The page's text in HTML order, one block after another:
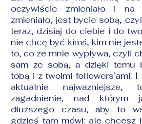
oczywiście zmieniało i na
zmieniało, jest bycie sobą,
teraz, dzisiaj do ciebie i do
nie chcę być kimś, kim nie
to, co ze mnie wypływa, czyli
sam ze sobą, a dzięki temu
tobą i z twoimi followers’ami.
aktualnie
zagadnienie, nad którym
dłuższego czasu, aby to
gdzieś tam mówi: ale chcesz